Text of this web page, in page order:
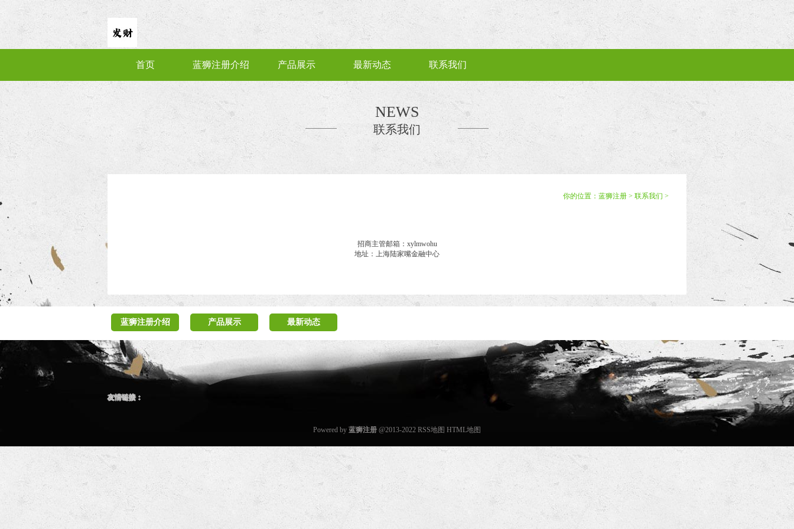
首页 蓝狮注册介绍 产品展示 最新动态 联系我们
NEWS
联系我们
你的位置： 蓝狮注册 > 联系我们 >
招商主管邮箱：xylmwohu
地址：上海陆家嘴金融中心
蓝狮注册介绍 产品展示 最新动态
友情链接：
Powered by 蓝狮注册 @2013-2022 RSS地图 HTML地图